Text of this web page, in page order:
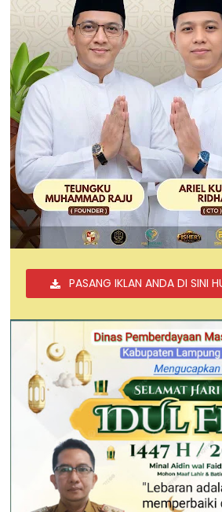
PASANG IKLAN ANDA DI SINI